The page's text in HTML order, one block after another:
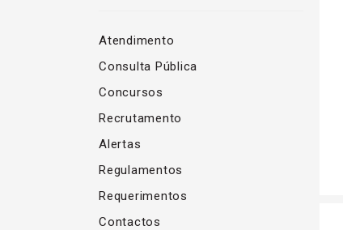
Atendimento
Consulta Pública
Concursos
Recrutamento
Alertas
Regulamentos
Requerimentos
Contactos